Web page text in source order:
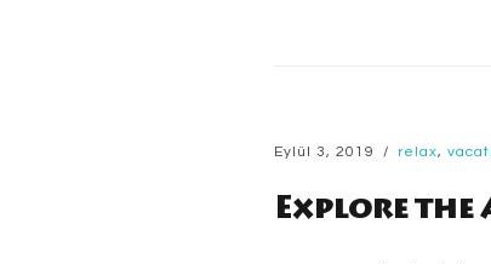
Eylül 3, 2019 relax,
Explore the